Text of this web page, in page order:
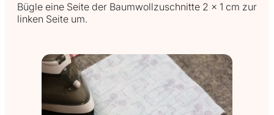
Bügle eine Seite der Baumwollzuschnitte 2 x 1 cm zur
linken Seite um.